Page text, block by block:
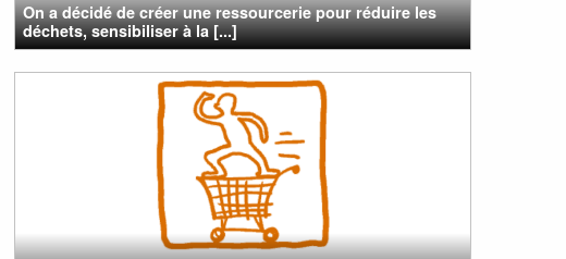
On a décidé de créer une ressourcerie pour réduire les
déchets, sensibiliser à la [...]